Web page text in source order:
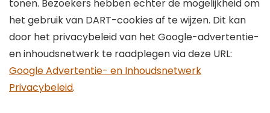
tonen. Bezoekers hebben echter de mogelijkheid om
het gebruik van DART-cookies af te wijzen. Dit kan
door het privacybeleid van het Google-advertentie-
en inhoudsnetwerk te raadplegen via deze URL:
Google Advertentie- en Inhoudsnetwerk
Privacybeleid.